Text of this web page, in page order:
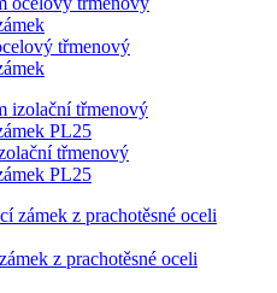
třmenový
třmenový
PL25
z prachotěsné oceli